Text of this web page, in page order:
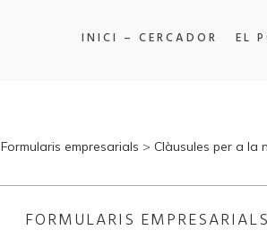
INICI – CERCADOR EL
Formularis empresarials > Clàusules per a la
FORMULARIS